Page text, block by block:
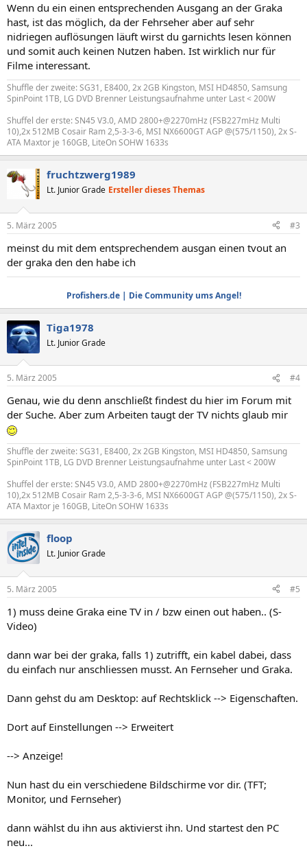
Wenn du ein einen entsprechenden Ausgang an der Graka
hast, ist das möglich, da der Fehrseher aber auf sehr
nidriegen auflösungen läuft wirst du garnichts lesen können
und somit auch keinen Nutzen haben. Ist wirklich nur für
Filme interessant.
Shuffle der zweite: SG31, E8400, 2x 2GB Kingston, MSI HD4850, Samsung
SpinPoint 1TB, LG DVD Brenner Leistungsaufnahme unter Last < 200W
Shuffel der erste: SN45 V3.0, AMD 2800+@2270mHz (FSB227mHz Multi
10),2x 512MB Cosair Ram 2,5-3-3-6, MSI NX6600GT AGP @(575/1150), 2x S-
ATA Maxtor je 160GB, LiteOn SOHW 1633s
fruchtzwerg1989
Lt. Junior Grade Ersteller dieses Themas
5. März 2005 #3
meinst du mit dem entsprechendem ausgan einen tvout an
der graka den den habe ich
Profishers.de | Die Community ums Angel!
Tiga1978
Lt. Junior Grade
5. März 2005 #4
Genau, wie du denn anschließt findest du hier im Forum mit
der Suche. Aber zum Arbeiten taugt der TV nichts glaub mir
Shuffle der zweite: SG31, E8400, 2x 2GB Kingston, MSI HD4850, Samsung
SpinPoint 1TB, LG DVD Brenner Leistungsaufnahme unter Last < 200W
Shuffel der erste: SN45 V3.0, AMD 2800+@2270mHz (FSB227mHz Multi
10),2x 512MB Cosair Ram 2,5-3-3-6, MSI NX6600GT AGP @(575/1150), 2x S-
ATA Maxtor je 160GB, LiteOn SOHW 1633s
floop
Lt. Junior Grade
5. März 2005 #5
1) muss deine Graka eine TV in / bzw einen out haben.. (S-
Video)
dann war bei der graka, falls 1) zutrifft, ein kabel dabei, dass
du einfach nur anschliessen musst. An Fernseher und Graka.
Dann gehst du am Desktop: auf Rechtsklick --> Eigenschaften.
Dort auf Einstellungen --> Erweitert
--> Anzeige!
Nun hast du ein verschiedene Bildschirme vor dir. (TFT;
Monitor, und Fernseher)
dann wählst du ihn aus aktivierst ihn. Und startest den PC
neu...